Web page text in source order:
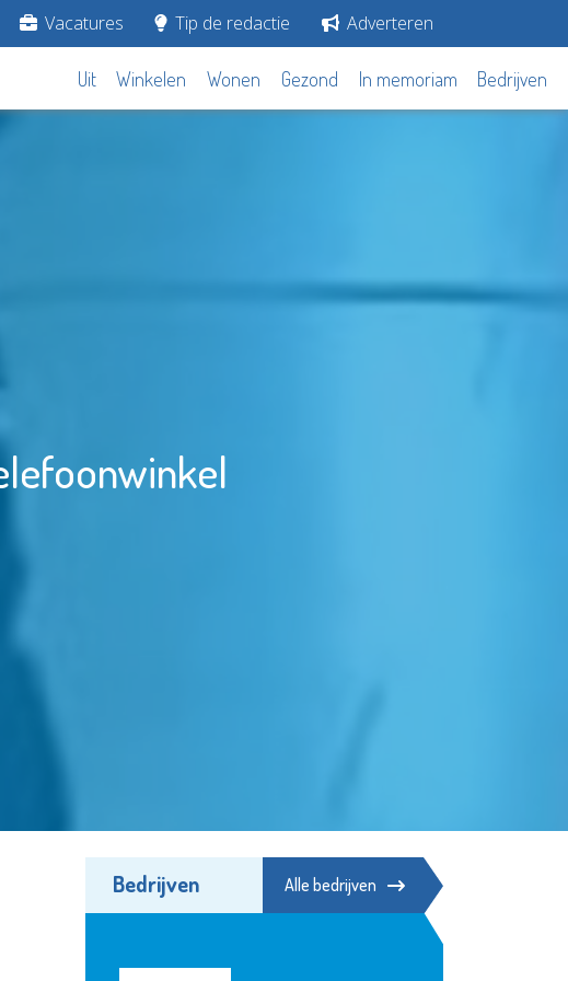
Vacatures Tip de redactie Adverteren
Uit Winkelen Wonen Gezond In memoriam Bedrijven
Bedrijven Alle bedrijven